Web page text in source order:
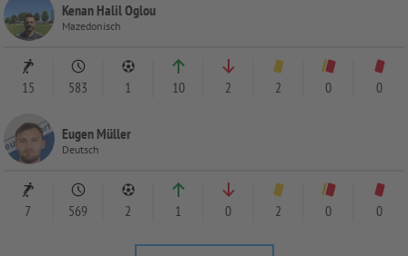
Kenan Halil Oglou
Mazedonisch
15 583 1 10 2 2 0 0
Eugen Müller
Deutsch
7 569 2 1 0 2 0 0